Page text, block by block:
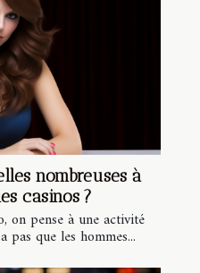
nombreuses à
casinos ?
on pense à une activité
pas que les hommes...